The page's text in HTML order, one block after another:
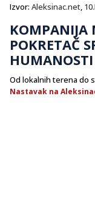
Izvor: Aleksinac.net,
KOMPANIJA
POKRETAČ
HUMANOSTI
Od lokalnih terena do
Nastavak na